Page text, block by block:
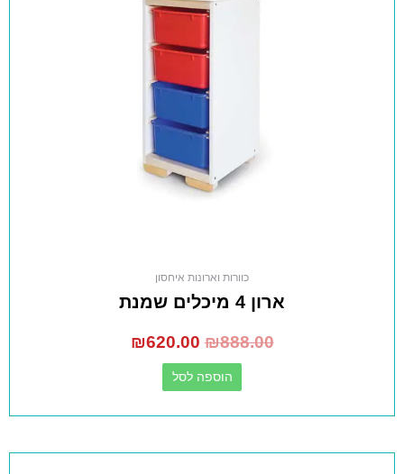
כוורות וארונות איחסון
ארון 4 מיכלים שמנת
₪888.00
₪620.00
הוספה לסל